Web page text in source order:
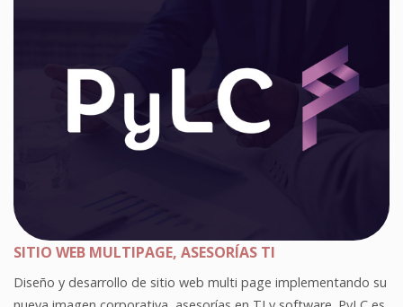
SITIO WEB MULTIPAGE, ASESORÍAS TI
Diseño y desarrollo de sitio web multi page implementando su